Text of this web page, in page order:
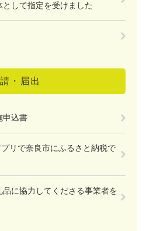
して指定を受けました
・届出
申込書
プリで奈良市にふるさと納税で
に協力してくださる事業者を